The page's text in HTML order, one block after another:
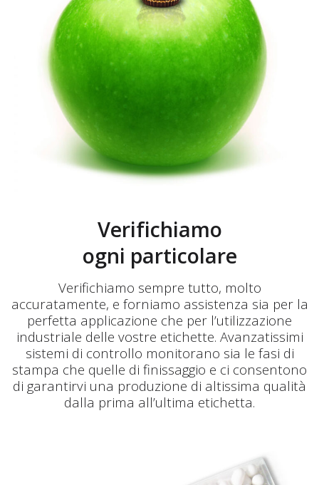
Verifichiamo
ogni particolare
Verifichiamo sempre tutto, molto
accuratamente, e forniamo assistenza sia per la
perfetta applicazione che per l’utilizzazione
industriale delle vostre etichette. Avanzatissimi
sistemi di controllo monitorano sia le fasi di
stampa che quelle di finissaggio e ci consentono
di garantirvi una produzione di altissima qualità
dalla prima all’ultima etichetta.